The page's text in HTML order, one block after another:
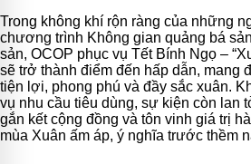
Trong không khí rộn ràng của những
chương trình Không gian quảng bá
sản, OCOP phục vụ Tết Bính Ngọ –
sẽ trở thành điểm đến hấp dẫn, mang
tiện lợi, phong phú và đầy sắc xuân.
vụ nhu cầu tiêu dùng, sự kiện còn lan
gắn kết cộng đồng và tôn vinh giá trị
mùa Xuân ấm áp, ý nghĩa trước thềm